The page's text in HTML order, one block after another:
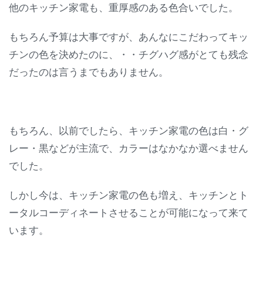
他のキッチン家電も、重厚感のある色合いでした。
もちろん予算は大事ですが、あんなにこだわってキッ
チンの色を決めたのに、・・チグハグ感がとても残念
だったのは言うまでもありません。
もちろん、以前でしたら、キッチン家電の色は白・グ
レー・黒などが主流で、カラーはなかなか選べません
でした。
しかし今は、キッチン家電の色も増え、キッチンとト
ータルコーディネートさせることが可能になって来て
います。